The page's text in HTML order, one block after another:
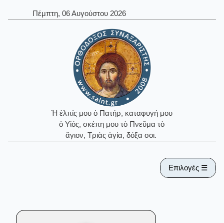
Πέμπτη, 06 Αυγούστου 2026
Ἡ ἐλπίς μου ὁ Πατήρ, καταφυγή μου
ὁ Υἱός, σκέπη μου τὸ Πνεῦμα τὸ
ἅγιον, Τριὰς ἁγία, δόξα σοι.
Επιλογές ☰